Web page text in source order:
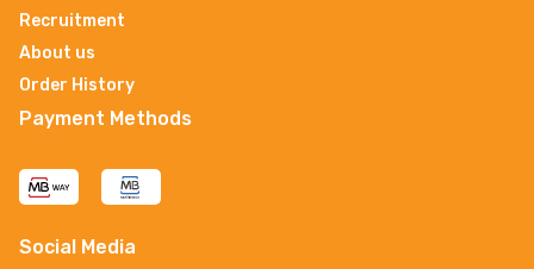
Recruitment
About us
Order History
Payment Methods
Social Media